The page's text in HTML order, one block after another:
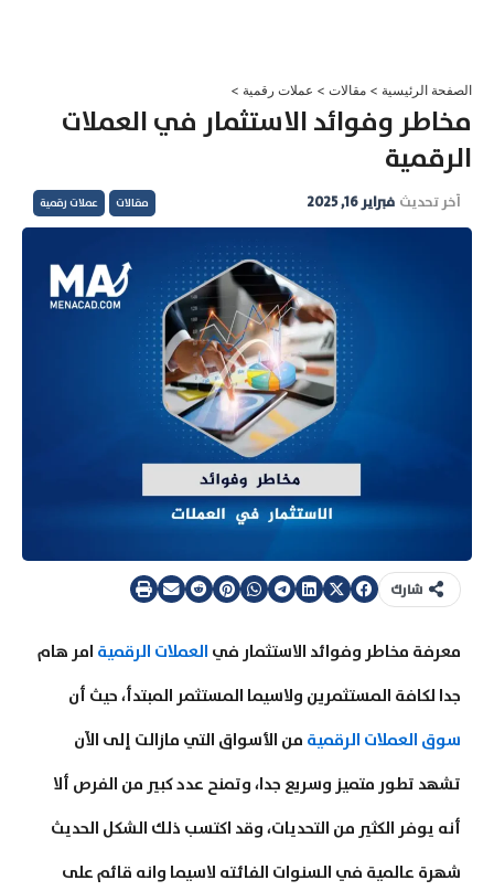
الصفحة الرئيسية > مقالات > عملات رقمية >
مخاطر وفوائد الاستثمار في العملات
الرقمية
آخر تحديث فبراير 16, 2025 مقالات عملات رقمية
شارك
معرفة مخاطر وفوائد الاستثمار في العملات الرقمية امر هام
جدا لكافة المستثمرين ولاسيما المستثمر المبتدأ، حيث أن
سوق العملات الرقمية من الأسواق التي مازالت إلى الآن
تشهد تطور متميز وسريع جدا، وتمنح عدد كبير من الفرص ألا
أنه يوفر الكثير من التحديات، وقد اكتسب ذلك الشكل الحديث
شهرة عالمية في السنوات الفائته لاسيما وانه قائم على